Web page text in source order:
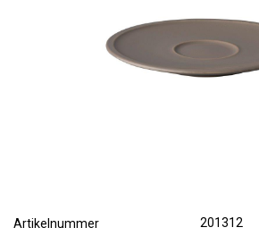
Artikelnummer
201312